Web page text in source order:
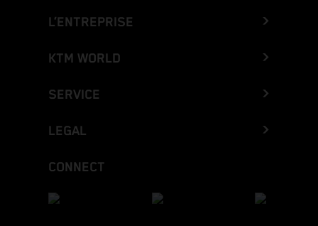
L’ENTREPRISE
KTM WORLD
SERVICE
LEGAL
CONNECT